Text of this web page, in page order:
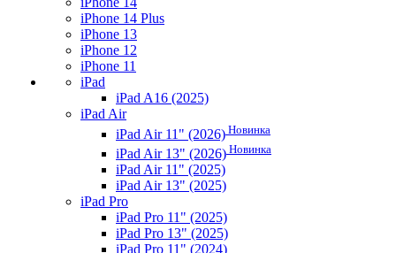
iPhone 14 Plus
iPhone 13
iPhone 12
iPhone 11
iPad
iPad A16 (2025)
iPad Air
iPad Air 11" (2026) Новинка
iPad Air 13" (2026) Новинка
iPad Air 11" (2025)
iPad Air 13" (2025)
iPad Pro
iPad Pro 11" (2025)
iPad Pro 13" (2025)
iPad Pro 11" (2024)